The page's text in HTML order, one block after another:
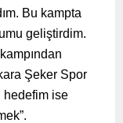
Bu kampta
geliştirdim.
Şeker Spor
hedefim ise